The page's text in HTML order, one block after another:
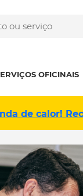
OFICINAIS
de calor!